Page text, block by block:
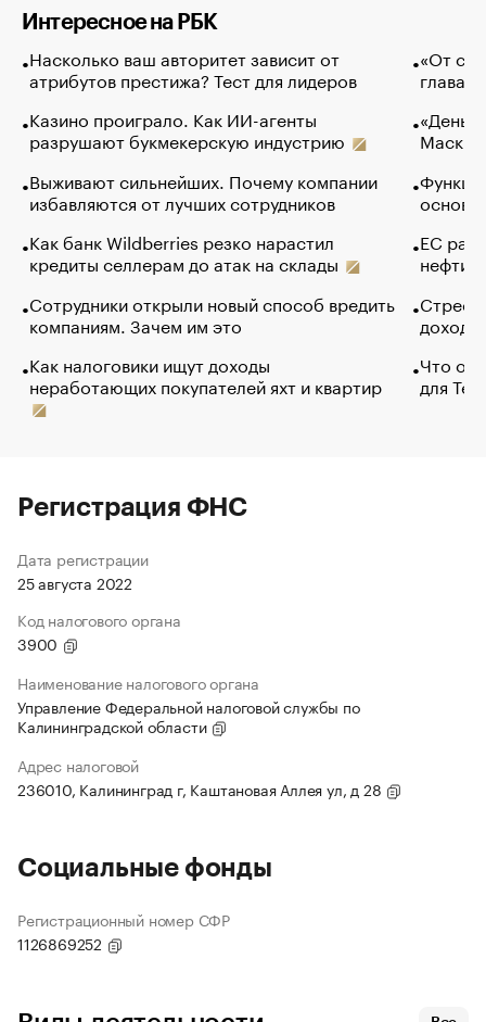
Интересное на РБК
Насколько ваш авторитет зависит от
атрибутов престижа? Тест для лидеров
Казино проиграло. Как ИИ-агенты
разрушают букмекерскую индустрию
Выживают сильнейших. Почему компании
избавляются от лучших сотрудников
Как банк Wildberries резко нарастил
кредиты селлерам до атак на склады
Сотрудники открыли новый способ вредить
компаниям. Зачем им это
Как налоговики ищут доходы
неработающих покупателей яхт и квартир
«От
глава
Маск в
основ
ЕС
нефти
Что
для
Регистрация ФНС
Дата регистрации
25 августа 2022
Код налогового органа
3900
Наименование налогового органа
Управление Федеральной налоговой службы по
Калининградской области
Адрес налоговой
236010, Калининград г, Каштановая Аллея ул, д 28
Социальные фонды
Регистрационный номер СФР
1126869252